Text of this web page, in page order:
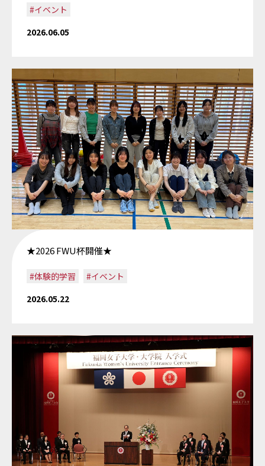
#イベント
2026.06.05
★2026 FWU杯開催★
#体験的学習
#イベント
2026.05.22